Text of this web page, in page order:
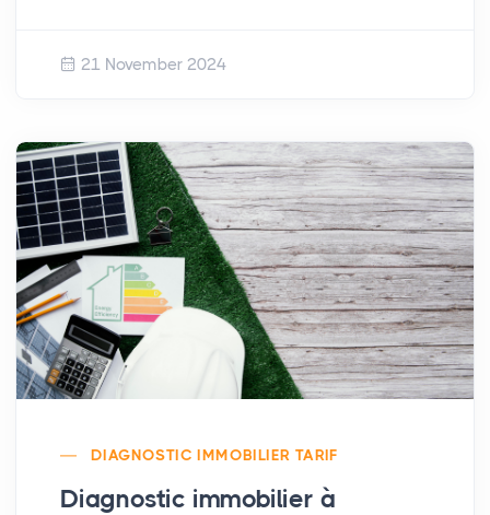
21 November 2024
DIAGNOSTIC IMMOBILIER TARIF
Diagnostic immobilier à